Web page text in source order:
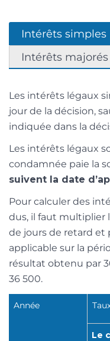
Intérêts simples
Intérêts majorés
Les intérêts légaux
jour de la décision,
indiquée dans la
Les intérêts légaux
condamnée paie la
suivent la date
Pour calculer des
dus, il faut multiplier
de jours de retard et
applicable sur la
résultat obtenu par
36 500.
Année
Le